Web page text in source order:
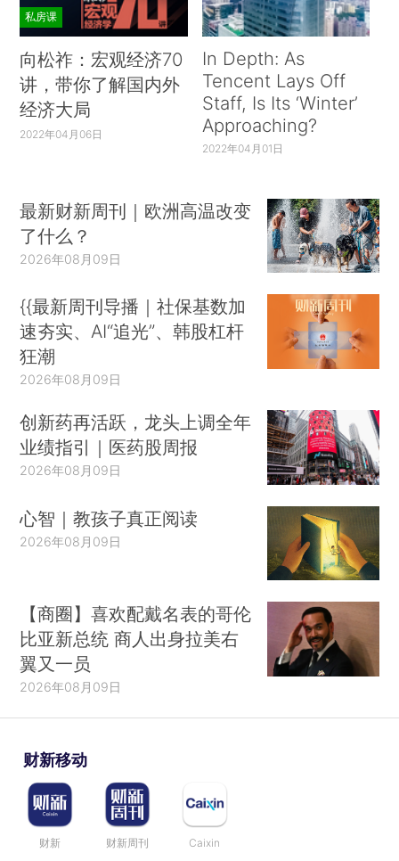
私房课
向松祚：宏观经济70
讲，带你了解国内外
经济大局
2022年04月06日
In Depth: As
Tencent Lays Off
Staff, Is Its ‘Winter’
Approaching?
2022年04月01日
最新财新周刊｜欧洲高温改变
了什么？
2026年08月09日
{{最新周刊导播｜社保基数加
速夯实、AI“追光”、韩股杠杆
狂潮
2026年08月09日
创新药再活跃，龙头上调全年
业绩指引｜医药股周报
2026年08月09日
心智｜教孩子真正阅读
2026年08月09日
【商圈】喜欢配戴名表的哥伦
比亚新总统 商人出身拉美右
翼又一员
2026年08月09日
财新移动
财新 财新周刊 Caixin